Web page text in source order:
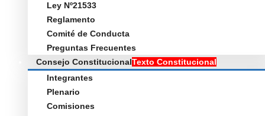
Ley Nº21533
Reglamento
Comité de Conducta
Preguntas Frecuentes
Consejo ConstitucionalTexto Constitucional
Integrantes
Plenario
Comisiones